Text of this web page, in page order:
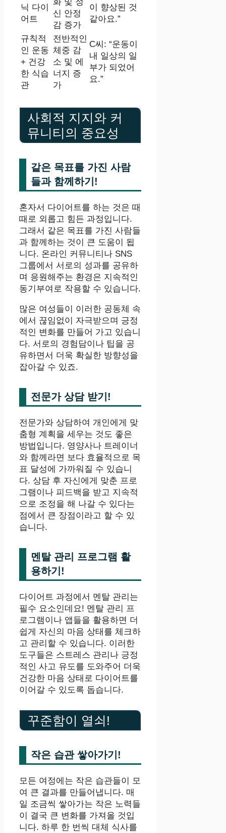
닉 다이
어트
신 안정
감 증가
이 향상된 것
같아요.”
규칙적
인 운동
+ 건강
한 식습
관
전반적인
체중 감
소 및 에
너지 증
가
C씨: “운동이
내 일상의 일
부가 되었어
요.”
사회적 지지와 커
뮤니티의 중요성
같은 목표를 가진 사람
들과 함께하기!
혼자서 다이어트를 하는 것은 때
때로 외롭고 힘든 과정입니다.
그래서 같은 목표를 가진 사람들
과 함께하는 것이 큰 도움이 됩
니다. 온라인 커뮤니티나 SNS
그룹에서 서로의 성과를 공유하
며 응원해주는 환경은 지속적인
동기부여로 작용할 수 있습니다.
많은 여성들이 이러한 공동체 속
에서 끊임없이 자극받으며 긍정
적인 변화를 만들어 가고 있습니
다. 서로의 경험담이나 팁을 공
유하면서 더욱 확실한 방향성을
잡아갈 수 있죠.
전문가 상담 받기!
전문가와 상담하여 개인에게 맞
춤형 계획을 세우는 것도 좋은
방법입니다. 영양사나 트레이너
와 함께라면 보다 효율적으로 목
표 달성에 가까워질 수 있습니
다. 상담 후 자신에게 맞춘 프로
그램이나 피드백을 받고 지속적
으로 조정을 해 나갈 수 있다는
점에서 큰 장점이라고 할 수 있
습니다.
멘탈 관리 프로그램 활
용하기!
다이어트 과정에서 멘탈 관리는
필수 요소인데요! 멘탈 관리 프
로그램이나 앱들을 활용하면 더
쉽게 자신의 마음 상태를 체크하
고 관리할 수 있습니다. 이러한
도구들은 스트레스 관리나 긍정
적인 사고 유도를 도와주어 더욱
건강한 마음 상태로 다이어트를
이어갈 수 있도록 돕습니다.
꾸준함이 열쇠!
작은 습관 쌓아가기!
모든 여정에는 작은 습관들이 모
여 큰 결과를 만들어냅니다. 매
일 조금씩 쌓아가는 작은 노력들
이 결국 큰 변화를 가져올 것입
니다. 하루 한 번씩 대체 식사를